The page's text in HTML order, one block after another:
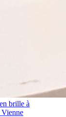
brille à
Vienne